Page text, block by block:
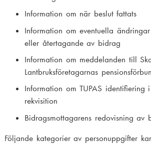
Information om när beslut fattats
Information om eventuella
eller återtagande av bidrag
Information om meddelanden till
Lantbruksföretagarnas
Information om TUPAS identifiering
rekvisition
Bidragsmottagarens redovisning av
Följande kategorier av personuppgifter